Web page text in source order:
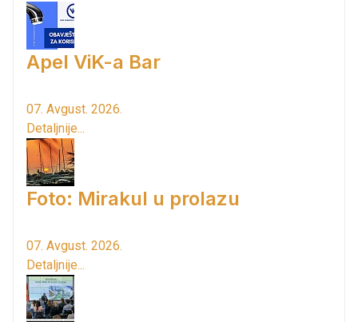
Apel ViK-a Bar
07. Avgust. 2026.
Detaljnije...
Foto: Mirakul u prolazu
07. Avgust. 2026.
Detaljnije...